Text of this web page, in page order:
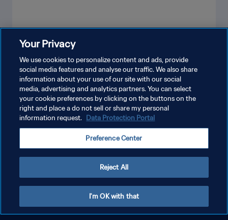
もっと見る
プライバシーポリシー
サービス利用規約
Your Privacy
We use cookies to personalize content and ads, provide
social media features and analyse our traffic. We also share
information about your use of our site with our social
media, advertising and analytics partners. You can select
your cookie preferences by clicking on the buttons on the
right and place a do not sell or share my personal
information request. Data Protection Portal
Preference Center
Reject All
I'm OK with that